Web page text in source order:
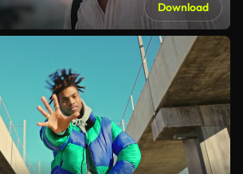
Download